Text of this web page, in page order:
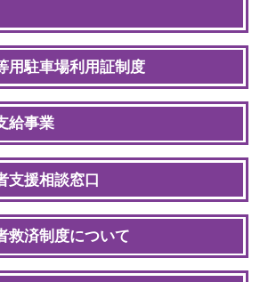
用駐車場利用証制度
給事業
支援相談窓口
救済制度について